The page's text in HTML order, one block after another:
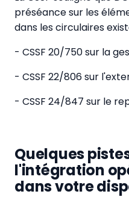
préséance sur les
dans les circulaires
- CSSF 20/750 sur la
- CSSF 22/806 sur
- CSSF 24/847 sur le
Quelques
l'intégration
dans votre